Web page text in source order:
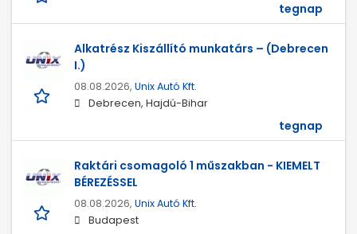
tegnap
Alkatrész Kiszállító munkatárs – (Debrecen
I.)
08.08.2026, Unix Autó Kft.
Debrecen, Hajdú-Bihar
tegnap
Raktári csomagoló 1 műszakban - KIEMELT
BÉREZÉSSEL
08.08.2026, Unix Autó Kft.
Budapest